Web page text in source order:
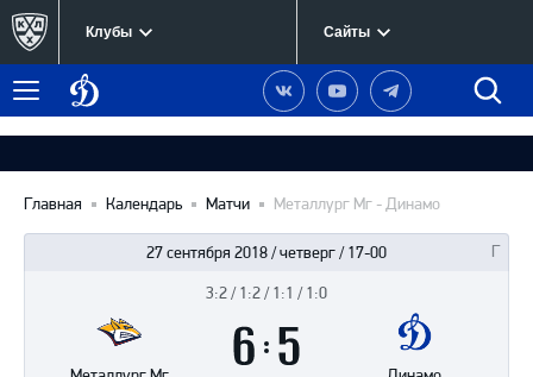
Клубы Сайты
Меню
Динамо
Москва
Наша
группа
Вконтакте
Наш
канал
YouTube
Наш
канал
Telegram
Главная Календарь Матчи Металлург Мг - Динамо
27 сентября 2018 / четверг / 17-00
матча
3:2 / 1:2 / 1:1 / 1:0